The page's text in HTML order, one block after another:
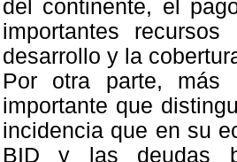
del continente, el
importantes
desarrollo y la
Por otra parte, más
importante que
incidencia que en su
BID y las deudas